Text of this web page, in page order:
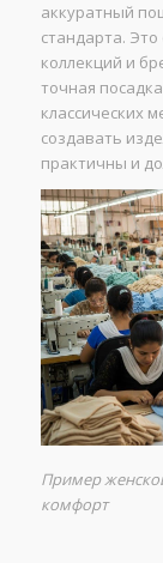
аккуратный
стандарта.
коллекций и
точная
классических
создавать
практичны и
Пример
комфорт